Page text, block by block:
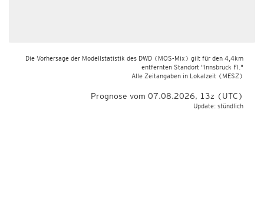
Die Vorhersage der Modellstatistik des DWD (MOS-Mix) gilt für den 4,4km
entfernten Standort "Innsbruck Fl."
Alle Zeitangaben in Lokalzeit (MESZ)
Prognose vom 07.08.2026, 13z (UTC)
Update: stündlich